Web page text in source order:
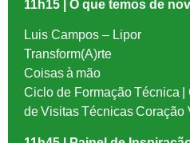
11h15 | O que temos de
Luis Campos – Lipor
Transform(A)rte
Coisas à mão
Ciclo de Formação Técnica |
de Visitas Técnicas Coração